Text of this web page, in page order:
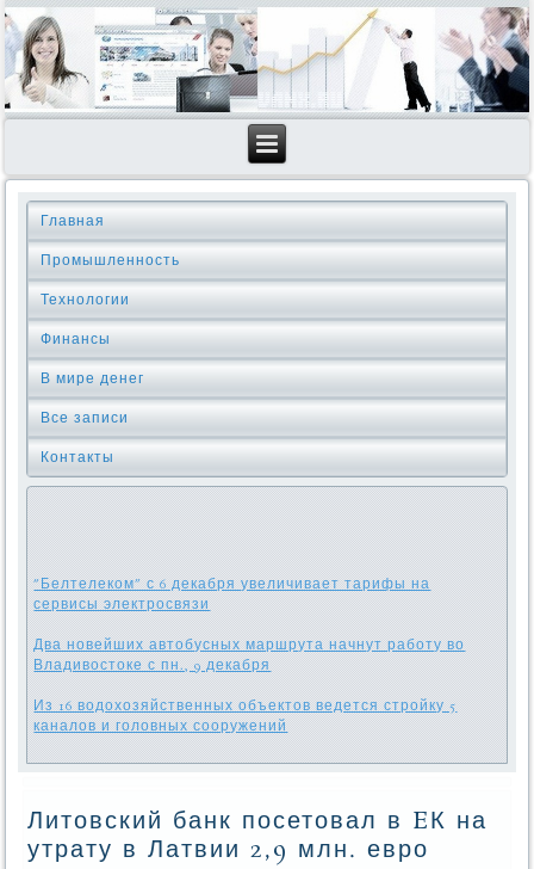
Главная
Промышленность
Технологии
Финансы
В мире денег
Все записи
Контакты
"Белтелеком" с 6 декабря увеличивает тарифы на
сервисы электросвязи
Два новейших автобусных маршрута начнут работу во
Владивостоке с пн., 9 декабря
Из 16 водохозяйственных объектов ведется стройку 5
каналов и головных сооружений
Литовский банк посетовал в EК на
утрату в Латвии 2,9 млн. евро